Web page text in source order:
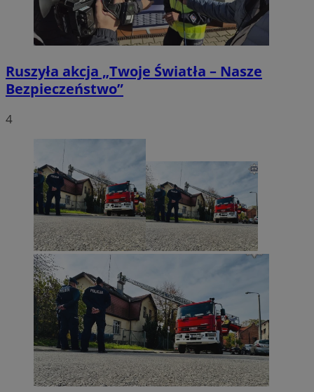
Ruszyła akcja „Twoje Światła – Nasze
Bezpieczeństwo”
4